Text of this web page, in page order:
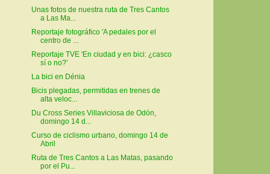
Unas fotos de nuestra ruta de Tres Cantos
a Las Ma...
Reportaje fotográfico 'A pedales por el
centro de ...
Reportaje TVE 'En ciudad y en bici: ¿casco
sí o no?'
La bici en Dénia
Bicis plegadas, permitidas en trenes de
alta veloc...
Du Cross Series Villaviciosa de Odón,
domingo 14 d...
Curso de ciclismo urbano, domingo 14 de
Abril
Ruta de Tres Cantos a Las Matas, pasando
por el Pu...